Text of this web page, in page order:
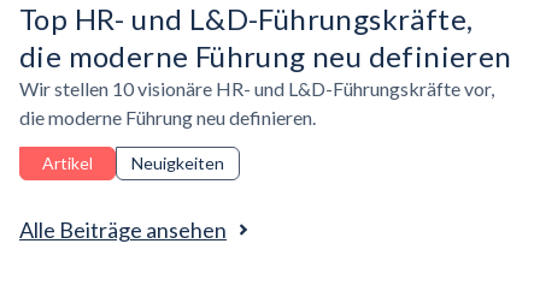
Alle Beiträge ansehen
Top HR- und L&D-Führungskräfte,
die moderne Führung neu definieren
Wir stellen 10 visionäre HR- und L&D-Führungskräfte vor,
die moderne Führung neu definieren.
Artikel Neuigkeiten